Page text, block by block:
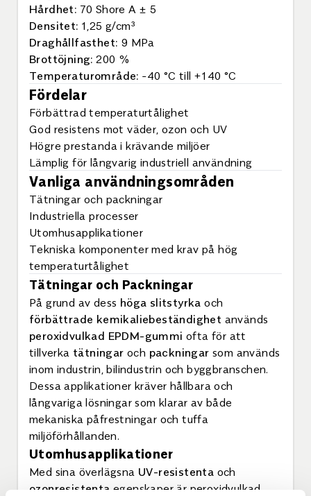
Hårdhet: 70 Shore A ± 5
Densitet: 1,25 g/cm³
Draghållfasthet: 9 MPa
Brottöjning: 200 %
Temperaturområde: -40 °C till +140 °C
Fördelar
Förbättrad temperaturtålighet
God resistens mot väder, ozon och UV
Högre prestanda i krävande miljöer
Lämplig för långvarig industriell användning
Vanliga användningsområden
Tätningar och packningar
Industriella processer
Utomhusapplikationer
Tekniska komponenter med krav på hög
temperaturtålighet
Tätningar och Packningar
På grund av dess höga slitstyrka och
förbättrade kemikaliebeständighet används
peroxidvulkad EPDM-gummi ofta för att
tillverka tätningar och packningar som används
inom industrin, bilindustrin och byggbranschen.
Dessa applikationer kräver hållbara och
långvariga lösningar som klarar av både
mekaniska påfrestningar och tuffa
miljöförhållanden.
Utomhusapplikationer
Med sina överlägsna UV-resistenta och
ozonresistenta egenskaper är peroxidvulkad